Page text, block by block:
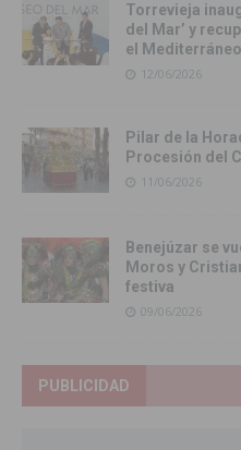
Torrevieja
del Mar’ y
el Mediterráneo
12/06/2026
Pilar de la
Procesión del
11/06/2026
Benejúzar se
Moros y
festiva
09/06/2026
PUBLICIDAD